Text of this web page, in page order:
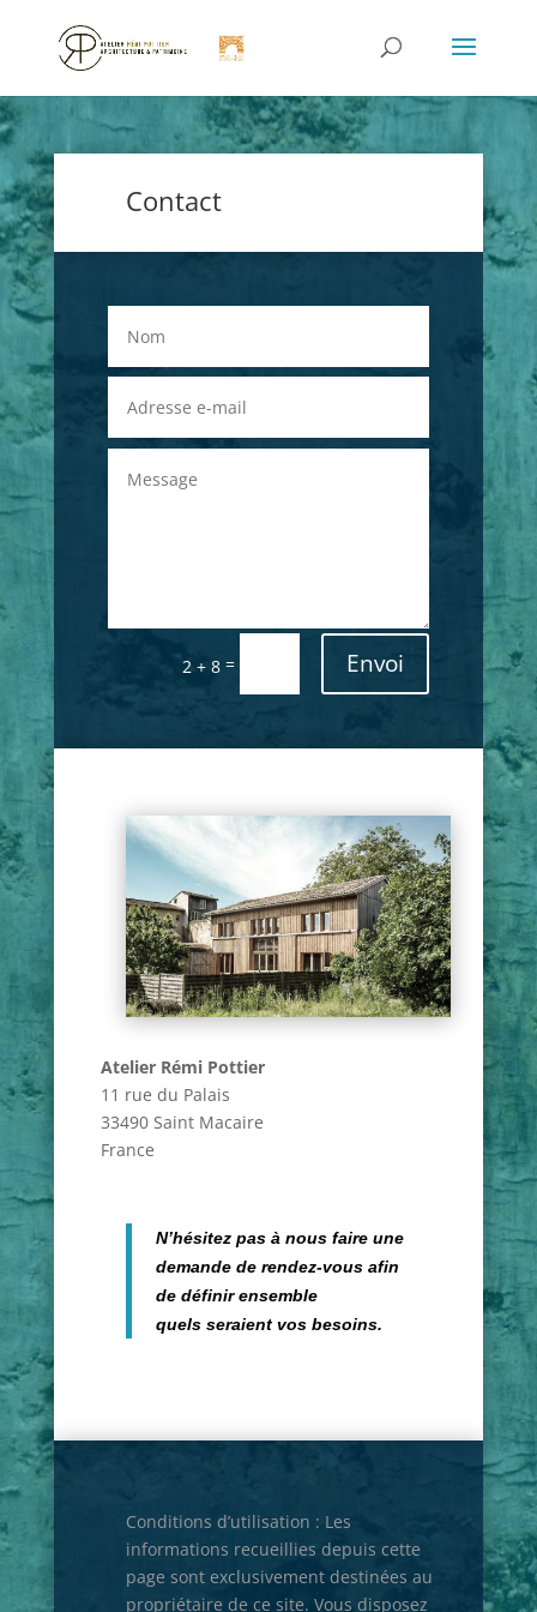
Contact
2 + 8 = Envoi
Atelier Rémi Pottier
11 rue du Palais
33490 Saint Macaire
France
N’hésitez pas à nous faire une
demande de rendez-vous afin
de définir ensemble
quels seraient vos besoins.
Conditions d’utilisation : Les
informations recueillies depuis cette
page sont exclusivement destinées au
propriétaire de ce site. Vous disposez